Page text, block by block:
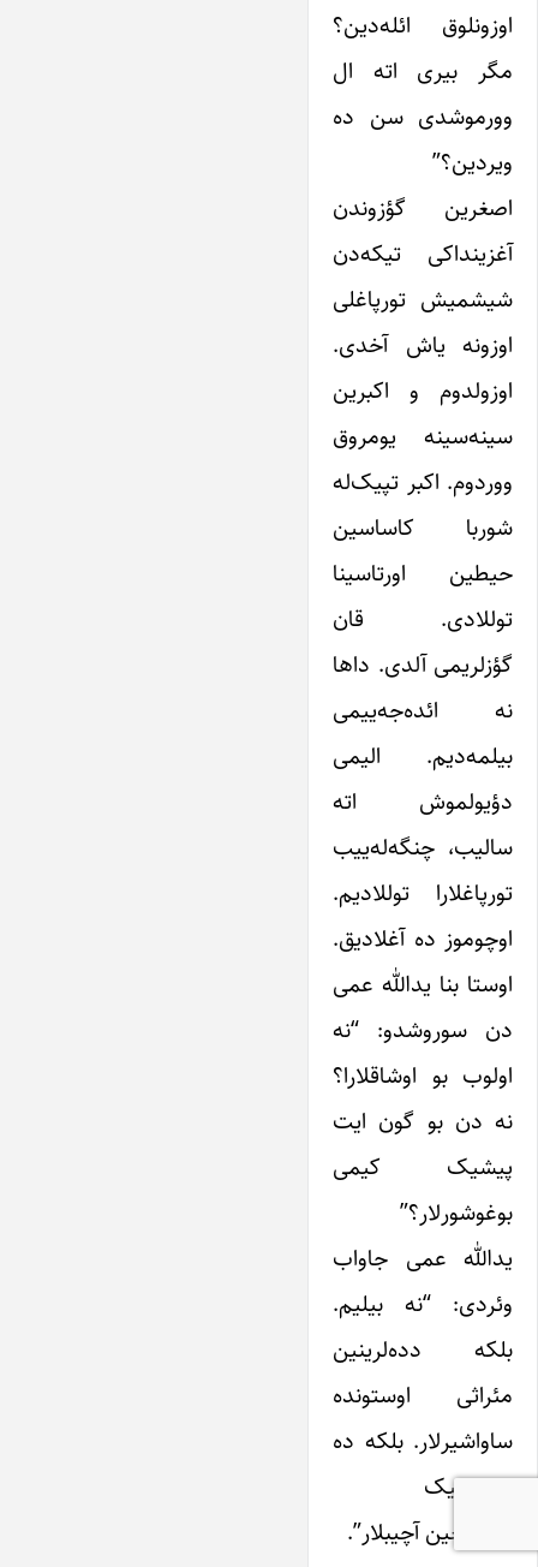
اوزونلوق ائله‌دین؟
مگر بیری اته ال
وورموشدی سن ده
ویردین؟”
اصغرین گؤزوندن
آغزینداکی تیکه‌دن
شیشمیش تورپاغلی
اوزونه یاش آخدی.
اوزولدوم و اکبرین
سینه‌سینه یومروق
ووردوم. اکبر تپیک‌له
شوربا کاساسین
حیطین اورتاسینا
توللادی. قان
گؤزلریمی آلدی. داها
نه ائده‌جه‌ییمی
بیلمه‌دیم. الیمی
دؤیولموش اته
سالیب، چنگه‌له‌ییب
تورپاغلارا توللادیم.
اوچوموز ده آغلادیق.
اوستا بنا یدالله عمی
دن سوروشدو: “نه
اولوب بو اوشاقلارا؟
نه دن بو گون ایت
پیشیک کیمی
بوغوشورلار؟”
یدالله عمی جاواب
وئردی: “نه بیلیم.
بلکه دده‌لرینین
مئراثی اوستونده
ساواشیرلار. بلکه ده
بدبختلیک
صاندیغین آچیبلار”.